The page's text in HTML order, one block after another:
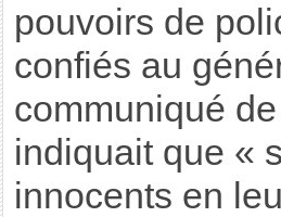
pouvoirs de
confiés au
communiqué
indiquait que «
innocents en